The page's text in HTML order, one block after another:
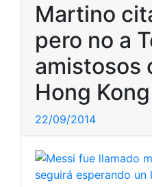
Martino
pero no a
amistosos
Hong Kong
22/09/2014